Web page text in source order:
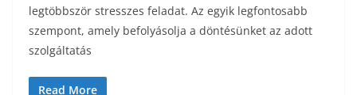
legtöbbször stresszes feladat. Az egyik legfontosabb
szempont, amely befolyásolja a döntésünket az adott
szolgáltatás
Read More